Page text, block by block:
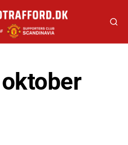
oktober